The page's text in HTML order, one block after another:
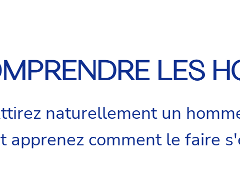
LES
naturellement un
apprenez comment le faire